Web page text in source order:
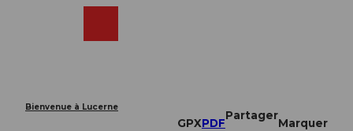
Bienvenue à Lucerne
GPXPDF
Partager
Marquer